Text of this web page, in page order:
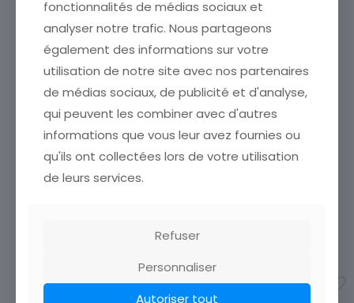
MENU ANCIEN VIERGE
VELASQUEZ PINX
ÉTAT VOIR SCAN Cumulez
vos achats en visitant ma
Ajouter au panier
MENU ANCIEN VIERGE ROLL
LA FERMIERE
Ajouter au panier
fonctionnalités de médias sociaux et
analyser notre trafic. Nous partageons
également des informations sur votre
utilisation de notre site avec nos partenaires
de médias sociaux, de publicité et d'analyse,
qui peuvent les combiner avec d'autres
informations que vous leur avez fournies ou
qu'ils ont collectées lors de votre utilisation
de leurs services.
Refuser
Personnaliser
Autoriser tout